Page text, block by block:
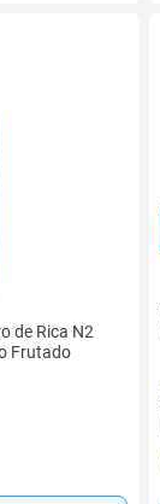
de Rica N2
Frutado